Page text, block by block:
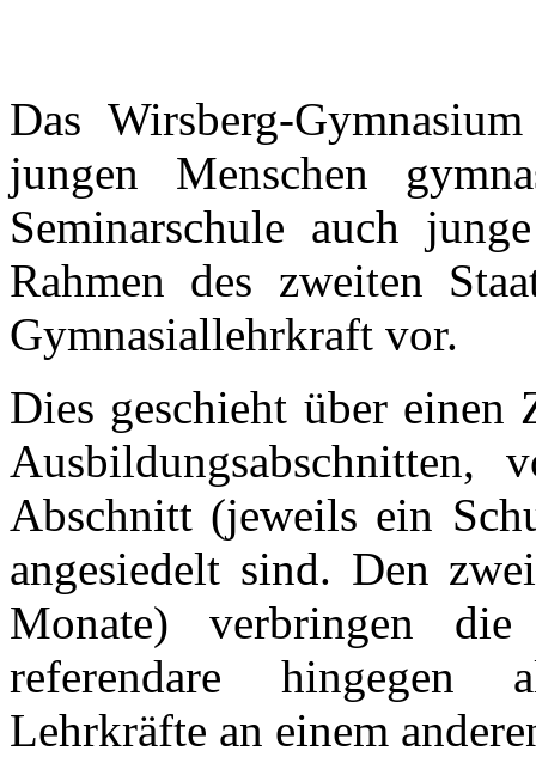
Das Wirsberg-
jungen Menschen
Seminarschule auch
Rahmen des zweiten
Gymnasiallehrkraft vor.
Dies geschieht über
Abschnitt (jeweils ein
angesiedelt sind. Den
Monate) verbringen die
referendare hingegen
Lehrkräfte an einem